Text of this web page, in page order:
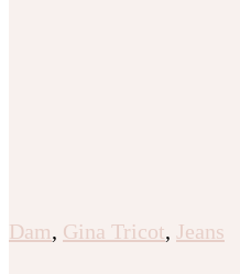
Dam, Gina Tricot, Jeans